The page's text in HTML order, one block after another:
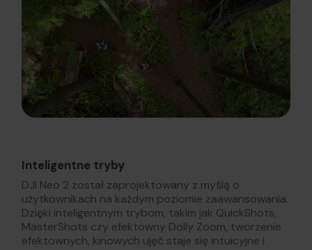
Inteligentne tryby
DJI Neo 2 został zaprojektowany z myślą o
użytkownikach na każdym poziomie zaawansowania.
Dzięki inteligentnym trybom, takim jak QuickShots,
MasterShots czy efektowny Dolly Zoom, tworzenie
efektownych, kinowych ujęć staje się intuicyjne i